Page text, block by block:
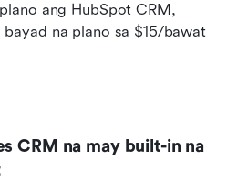
ang HubSpot CRM,
bayad na plano sa $15/bawat
CRM na may built-in na